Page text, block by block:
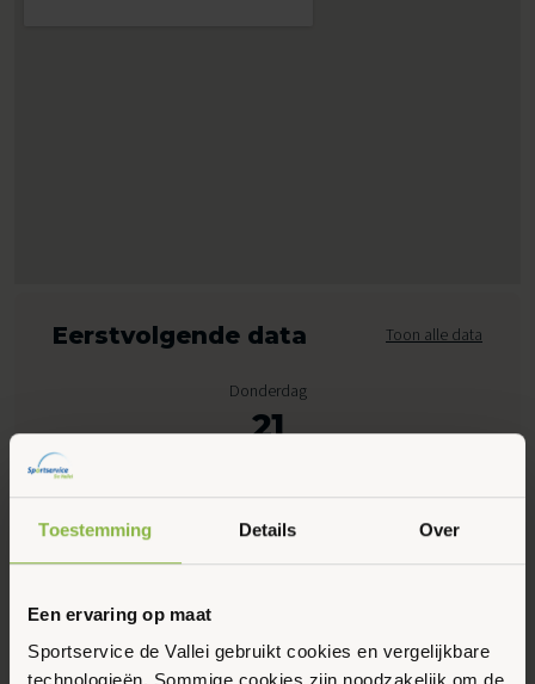
Toestemming Details Over
Een ervaring op maat
Sportservice de Vallei gebruikt cookies en vergelijkbare
Eerstvolgende data Toon alle data
Donderdag
21
09:00 - 09:45
Bornsesteeg 4, Wageningen
Meer informatie